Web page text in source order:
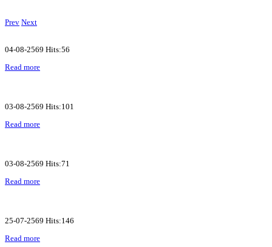
Prev Next
04-08-2569 Hits:56
Read more
03-08-2569 Hits:101
Read more
03-08-2569 Hits:71
Read more
25-07-2569 Hits:146
Read more